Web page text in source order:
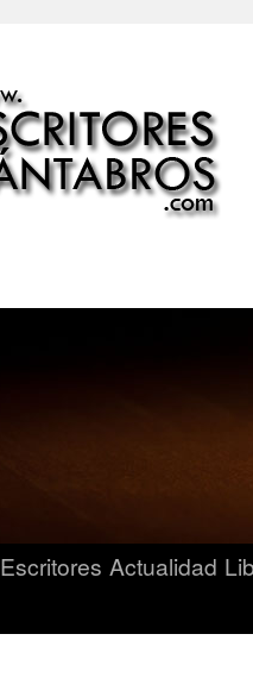
Escritores Actualidad